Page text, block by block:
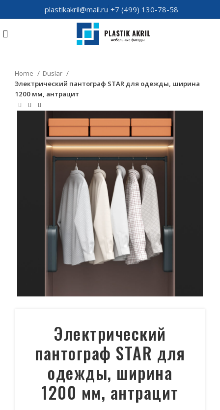
plastikakril@mail.ru +7 (499) 130-78-58
Home
Duslar
Электрический пантограф STAR для одежды, ширина
1200 мм, антрацит
Электрический
пантограф STAR для
одежды, ширина
1200 мм, антрацит